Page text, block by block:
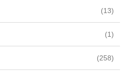
(13)
(1)
(258)